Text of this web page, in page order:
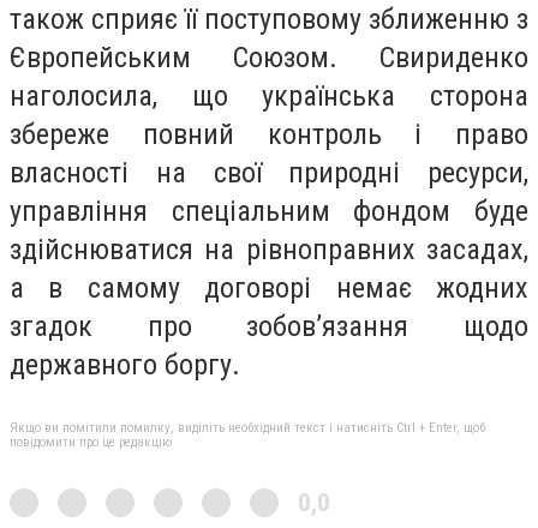
також сприяє її поступовому зближенню з
Європейським Союзом. Свириденко
наголосила, що українська сторона
збереже повний контроль і право
власності на свої природні ресурси,
управління спеціальним фондом буде
здійснюватися на рівноправних засадах,
а в самому договорі немає жодних
згадок про зобов’язання щодо
державного боргу.
Якщо ви помітили помилку, виділіть необхідний текст і натисніть Ctrl + Enter, щоб
повідомити про це редакцію
0,0